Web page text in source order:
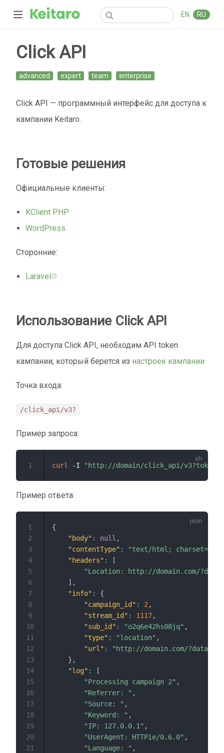
EN RU
Click API
advanced expert team enterprise
Click API — программный интерфейс для доступа к
кампании Keitaro.
Готовые решения
Официальные клиенты:
KClient PHP
WordPress
Сторонние:
Laravel
Использование Click API
Для доступа Click API, необходим API token
кампании, который берется из настроек кампании
Точка входа:
/click_api/v3?
Пример запроса:
curl -I "http://domain/click_api/
1
Пример ответа:
{
"body" : null ,
"contentType" :
"text/html;
"headers" :
[
"Location: http://domain.com/
] ,
"info" :
{
"campaign_id" : 2 ,
"stream_id" : 1117,
"sub_id" : "o2q6e42hs08jq" ,
"type" : "location" ,
"url" :
"http://domain.com/
} ,
"log" :
[
"Processing campaign 2" ,
"Referrer: " ,
"Source: " ,
"Keyword: " ,
"IP: 127.0.0.1" ,
"UserAgent: HTTPie/0.6.0" ,
"Language: " ,
1
2
3
4
5
6
7
8
9
10
11
12
13
14
15
16
17
18
19
20
21